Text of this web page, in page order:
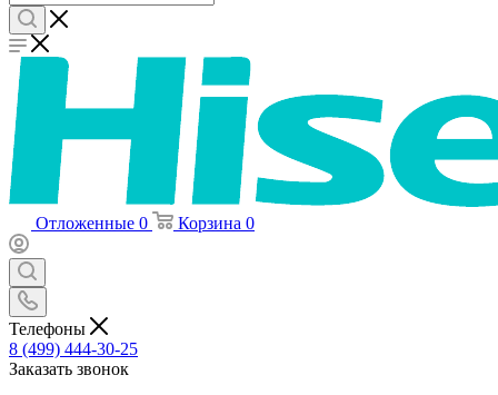
Отложенные 0 Корзина 0
Телефоны
8 (499) 444-30-25
Заказать звонок